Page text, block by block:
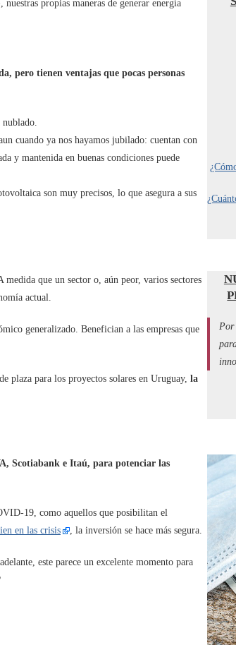
propias maneras de generar energía
pero tienen ventajas que pocas personas
nublado.
cuando ya nos hayamos jubilado: cuentan con
y mantenida en buenas condiciones puede
son muy precisos, lo que asegura a sus
medida que un sector o, aún peor, varios sectores
actual.
generalizado. Benefician a las empresas que
plaza para los proyectos solares en Uruguay, la
Por
Scotiabank e Itaú, para potenciar las
19, como aquellos que posibilitan el
en las crisis , la inversión se hace más segura.
este parece un excelente momento para